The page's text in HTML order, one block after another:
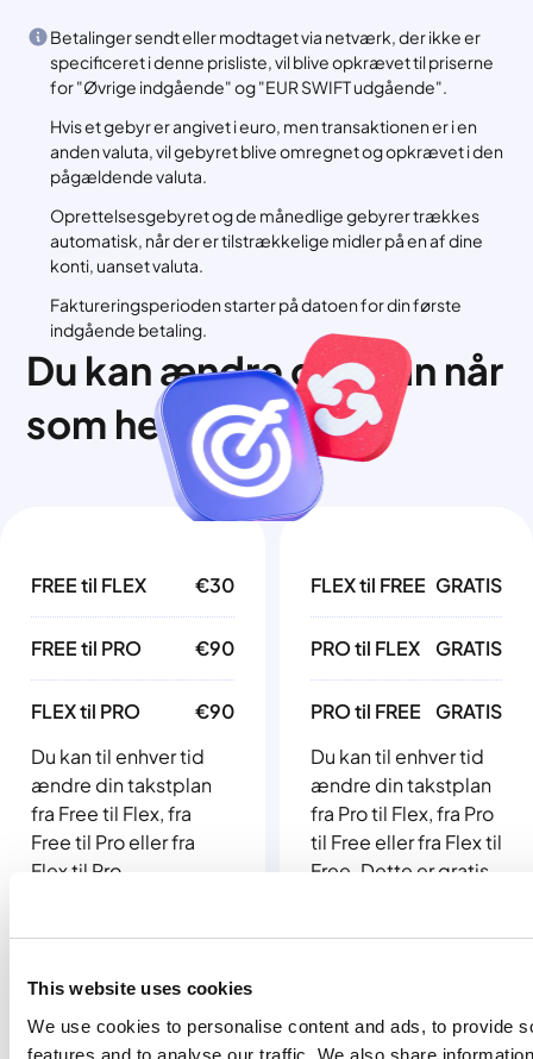
This website uses cookies
We use cookies to personalise content and ads, to provide
features and to analyse our traffic. We also share
Betalinger sendt eller modtaget via netværk, der ikke er
specificeret i denne prisliste, vil blive opkrævet til priserne
for "Øvrige indgående" og "EUR SWIFT udgående".
Hvis et gebyr er angivet i euro, men transaktionen er i en
anden valuta, vil gebyret blive omregnet og opkrævet i den
pågældende valuta.
Oprettelsesgebyret og de månedlige gebyrer trækkes
automatisk, når der er tilstrækkelige midler på en af dine
konti, uanset valuta.
Faktureringsperioden starter på datoen for din første
indgående betaling.
Du kan ændre din plan når
som helst
FREE til FLEX €30
FREE til PRO €90
FLEX til PRO
€90
Du kan til enhver tid
ændre din takstplan
fra Free til Flex, fra
Free til Pro eller fra
Flex til Pro.
pristabellen på denne
gældende gebyr. Når
du skifter til en højere
FLEX til FREE GRATIS
PRO til FLEX GRATIS
PRO til FREE
GRATIS
Du kan til enhver tid
ændre din takstplan
fra Pro til Flex, fra Pro
til Free eller fra Flex til
Free. Dette er gratis.